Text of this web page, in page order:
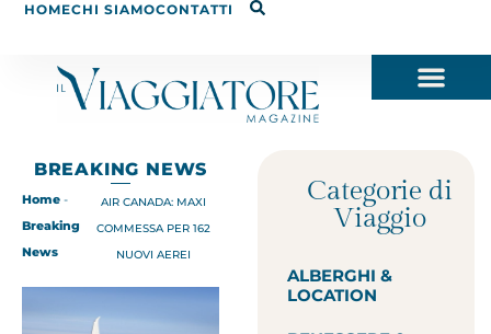
HOMECHI SIAMOCONTATTI
BREAKING NEWS
Home -
Breaking
News
AIR CANADA: MAXI
COMMESSA PER 162
NUOVI AEREI
Categorie di
Viaggio
ALBERGHI &
LOCATION